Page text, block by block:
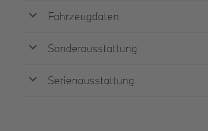
Fahrzeugdaten
Sonderausstattung
Serienausstattung